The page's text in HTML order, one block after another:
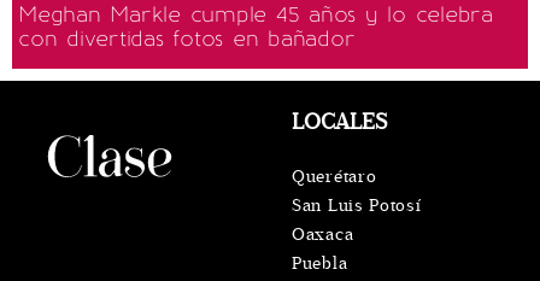
Meghan Markle cumple 45 años y lo celebra
con divertidas fotos en bañador
LOCALES
Querétaro
San Luis Potosí
Oaxaca
Puebla